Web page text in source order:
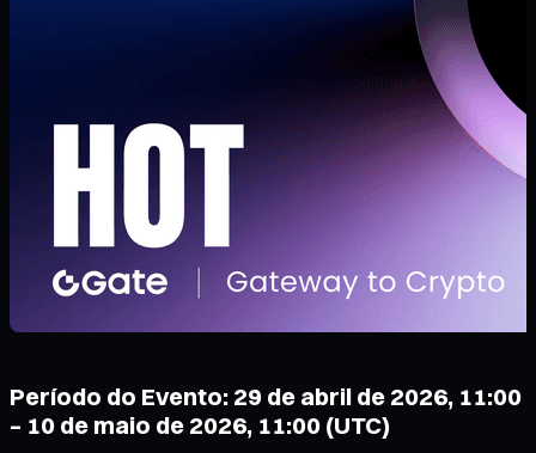
Período do Evento: 29 de abril de 2026, 11:00
– 10 de maio de 2026, 11:00 (UTC)